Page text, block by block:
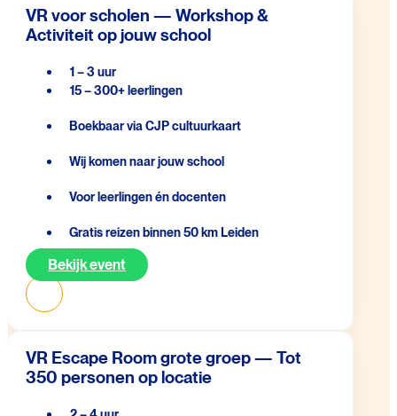
VR voor scholen — Workshop &
Activiteit op jouw school
1 – 3 uur
15 – 300+ leerlingen
Boekbaar via CJP cultuurkaart
Wij komen naar jouw school
Voor leerlingen én docenten
Gratis reizen binnen 50 km Leiden
Bekijk event
VR Escape Room grote groep — Tot
350 personen op locatie